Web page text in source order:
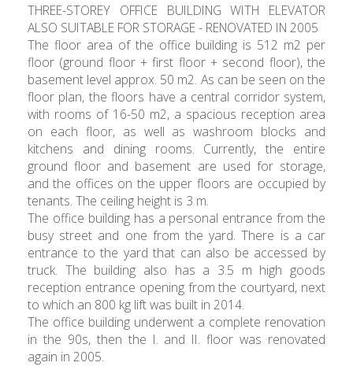
THREE-STOREY OFFICE BUILDING WITH ELEVATOR
ALSO SUITABLE FOR STORAGE - RENOVATED IN 2005
The floor area of ​​the office building is 512 m2 per
floor (ground floor + first floor + second floor), the
basement level approx. 50 m2. As can be seen on the
floor plan, the floors have a central corridor system,
with rooms of 16-50 m2, a spacious reception area
on each floor, as well as washroom blocks and
kitchens and dining rooms. Currently, the entire
ground floor and basement are used for storage,
and the offices on the upper floors are occupied by
tenants. The ceiling height is 3 m.
The office building has a personal entrance from the
busy street and one from the yard. There is a car
entrance to the yard that can also be accessed by
truck. The building also has a 3.5 m high goods
reception entrance opening from the courtyard, next
to which an 800 kg lift was built in 2014.
The office building underwent a complete renovation
in the 90s, then the I. and II. floor was renovated
again in 2005.